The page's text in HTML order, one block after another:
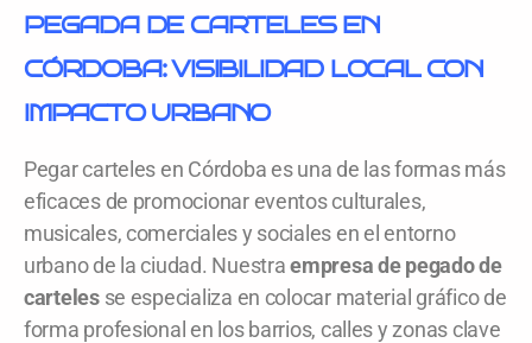
PEGADA DE CARTELES EN
CÓRDOBA: VISIBILIDAD LOCAL CON
IMPACTO URBANO
Pegar carteles en Córdoba es una de las formas más
eficaces de promocionar eventos culturales,
musicales, comerciales y sociales en el entorno
urbano de la ciudad. Nuestraempresa de pegado de
cartelesse especializa en colocar material gráfico de
forma profesional en los barrios, calles y zonas clave